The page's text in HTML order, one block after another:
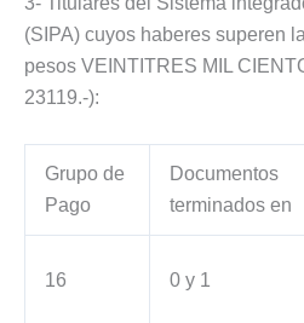
(SIPA) cuyos haberes superen
pesos VEINTITRES MIL
23119.-):
Grupo de
Pago
Documentos
terminados en
16 0 y 1